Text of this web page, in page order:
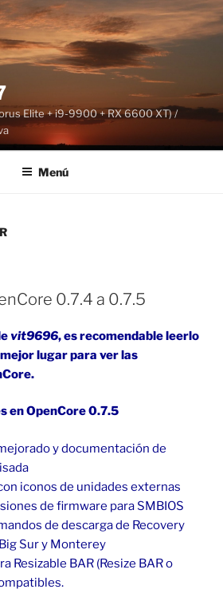
Elite + i9-9900 + RX 6600 XT) /
Menú
0.7.4 a 0.7.5
vit9696, es recomendable leerlo
lugar para ver las
en OpenCore 0.7.5
y documentación de
iconos de unidades externas
de firmware para SMBIOS
de descarga de Recovery
Sur y Monterey
Resizable BAR (Resize BAR o